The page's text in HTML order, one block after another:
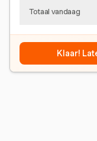
Totaal vandaag
Klaar!